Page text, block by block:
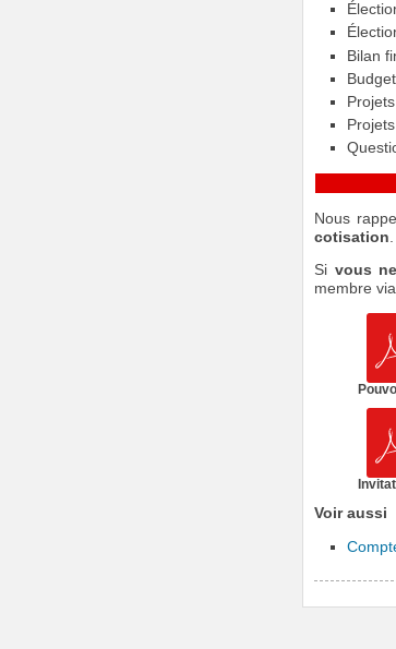
Bilan
Nous
cotisation
Si vous
membre
Voir aussi